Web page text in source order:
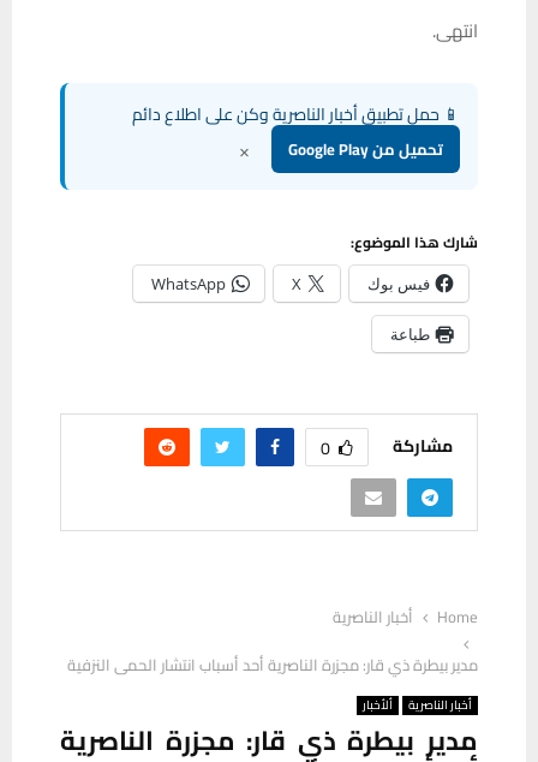
انتهى.
📱 حمل تطبيق أخبار الناصرية وكن على اطلاع دائم
تحميل من Google Play ×
شارك هذا الموضوع:
فيس بوك X
WhatsApp
طباعة
مشاركة 0
Home
أخبار الناصرية
مدير بيطرة ذي قار: مجزرة الناصرية أحد أسباب انتشار الحمى النزفية
أخبار الناصرية ألأخبار
مدير بيطرة ذي قار: مجزرة الناصرية